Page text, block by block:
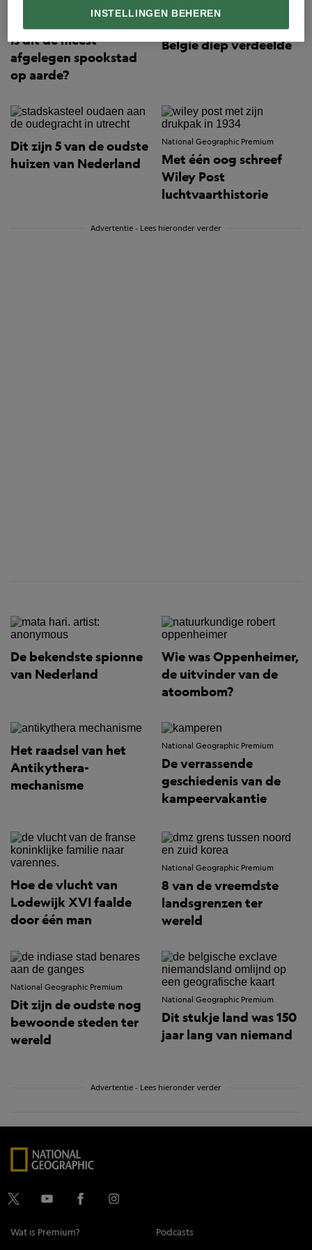
Is dit de meest
afgelegen spookstad
op aarde?
National Geographic Premium
Hoe koning Leopold III
België diep verdeelde
Dit zijn 5 van de oudste
huizen van Nederland
National Geographic Premium
Met één oog schreef
Wiley Post
luchtvaarthistorie
Advertentie - Lees hieronder verder
De bekendste spionne
van Nederland
Wie was Oppenheimer,
de uitvinder van de
atoombom?
Het raadsel van het
Antikythera-
mechanisme
National Geographic Premium
De verrassende
geschiedenis van de
kampeervakantie
Hoe de vlucht van
Lodewijk XVI faalde
door één man
National Geographic Premium
8 van de vreemdste
landsgrenzen ter
wereld
National Geographic Premium
Dit zijn de oudste nog
bewoonde steden ter
wereld
National Geographic Premium
Dit stukje land was 150
jaar lang van niemand
Advertentie - Lees hieronder verder
Wat is Premium?
Podcasts
INSTELLINGEN BEHEREN